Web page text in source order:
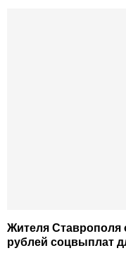
Жителя Ставрополя
рублей соцвыплат